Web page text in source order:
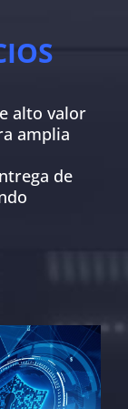
alto valor
amplia
de